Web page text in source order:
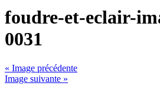
foudre-et-eclair-
0031
« Image précédente
Image suivante »